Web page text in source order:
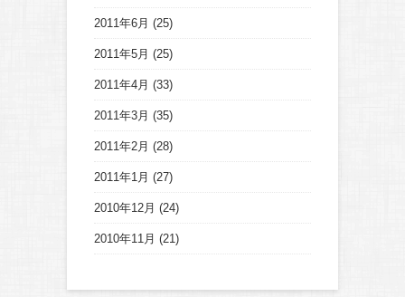
2011年6月 (25)
2011年5月 (25)
2011年4月 (33)
2011年3月 (35)
2011年2月 (28)
2011年1月 (27)
2010年12月 (24)
2010年11月 (21)